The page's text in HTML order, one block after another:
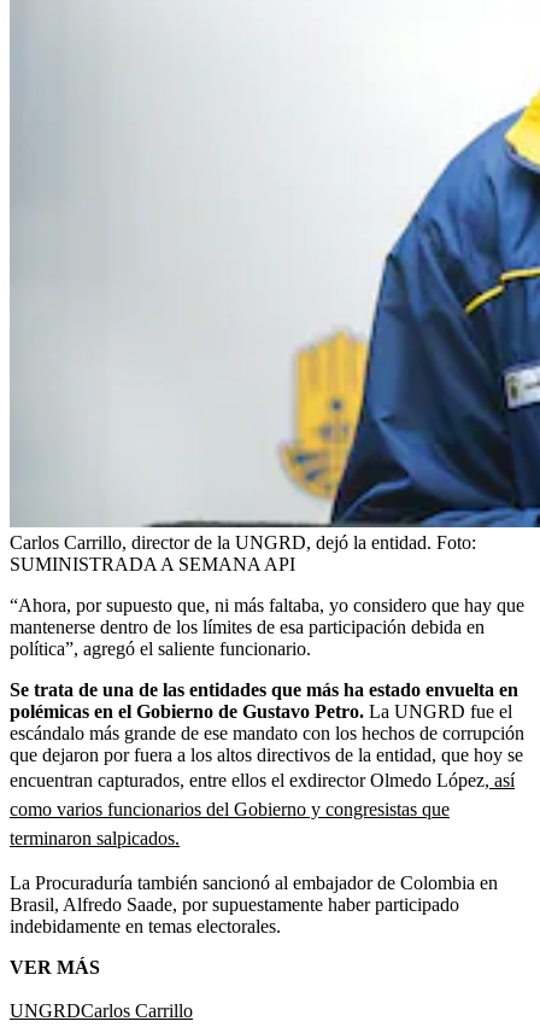
Carlos Carrillo, director de la UNGRD, dejó la entidad. Foto:
SUMINISTRADA A SEMANA API
“Ahora, por supuesto que, ni más faltaba, yo considero que hay que
mantenerse dentro de los límites de esa participación debida en
política”, agregó el saliente funcionario.
Se trata de una de las entidades que más ha estado envuelta en
polémicas en el Gobierno de Gustavo Petro. La UNGRD fue el
escándalo más grande de ese mandato con los hechos de corrupción
que dejaron por fuera a los altos directivos de la entidad, que hoy se
encuentran capturados, entre ellos el exdirector Olmedo López, así
como varios funcionarios del Gobierno y congresistas que
terminaron salpicados.
La Procuraduría también sancionó al embajador de Colombia en
Brasil, Alfredo Saade, por supuestamente haber participado
indebidamente en temas electorales.
VER MÁS
UNGRDCarlos Carrillo